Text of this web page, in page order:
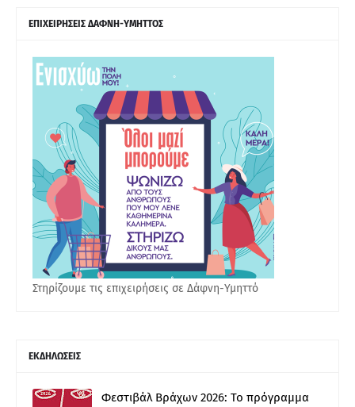
ΕΠΙΧΕΙΡΗΣΕΙΣ ΔΑΦΝΗ-ΥΜΗΤΤΟΣ
Στηρίζουμε τις επιχειρήσεις σε Δάφνη-Υμηττό
ΕΚΔΗΛΩΣΕΙΣ
Φεστιβάλ Βράχων 2026: Το πρόγραμμα